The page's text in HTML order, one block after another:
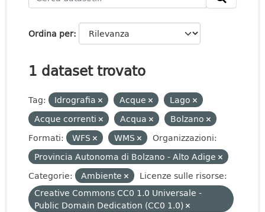
Ordina per
1 dataset trovato
Tag: Idrografia Acque
Lago
Acque correnti
Acqua
Bolzano
Formati:
WFS WMS
Organizzazioni:
Provincia Autonoma di Bolzano - Alto Adige
Categorie:
Ambiente
Licenze sulle risorse:
Creative Commons CC0 1.0 Universale -
Public Domain Dedication (CC0 1.0)